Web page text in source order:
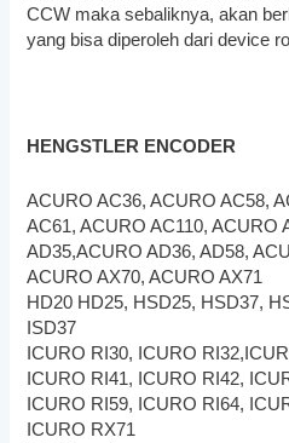
CCW maka sebaliknya, akan
yang bisa diperoleh dari device
HENGSTLER ENCODER
ACURO AC36, ACURO AC58,
AC61, ACURO AC110, ACURO
AD35,ACURO AD36, AD58,
ACURO AX70, ACURO AX71
HD20 HD25, HSD25, HSD37,
ISD37
ICURO RI30, ICURO
ICURO RI41, ICURO RI42,
ICURO RI59, ICURO RI64,
ICURO RX71